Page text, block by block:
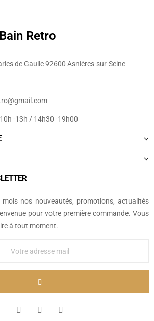
Retro
de Gaulle 92600 Asnières-sur-Seine
-13h / 14h30 -19h00
nos nouveautés, promotions, actualités
pour votre première commande. Vous
à tout moment.